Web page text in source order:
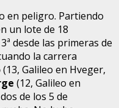
en peligro. Partiendo
un lote de 18
desde las primeras de
la carrera
(13, Galileo en Hveger,
(12, Galileo en
de los 5 de